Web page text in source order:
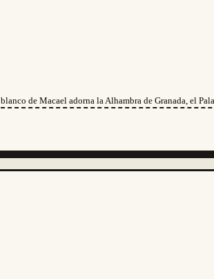
de Macael adorna la Alhambra de Granada, el